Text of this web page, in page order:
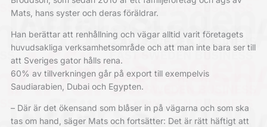
Mats, hans syster och deras föräldrar.
Han berättar att renhållning och vägar alltid varit företagets
huvudsakliga verksamhetsområde och att man inte bara ser till
att Sveriges gator hålls rena.
60% av tillverkningen går på export till exempelvis
Saudiarabien, Dubai och Egypten.
– Där är det ökensand som blåser in på vägarna och som ska
tas om hand, säger Mats och fortsätter: Det är rätt häftigt att